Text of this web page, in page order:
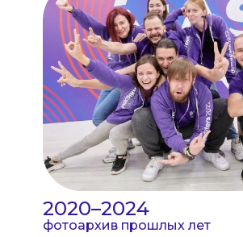
фотоархив прошлых лет
2020–2024